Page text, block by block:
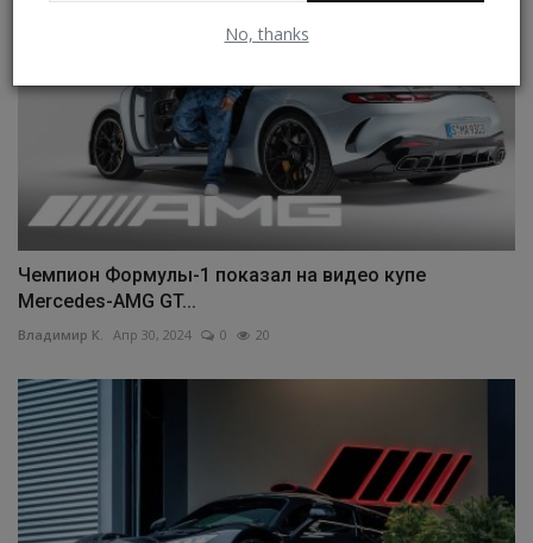
No, thanks
Чемпион Формулы-1 показал на видео купе
Mercedes-AMG GT...
Владимир К. Апр 30, 2024 0 20